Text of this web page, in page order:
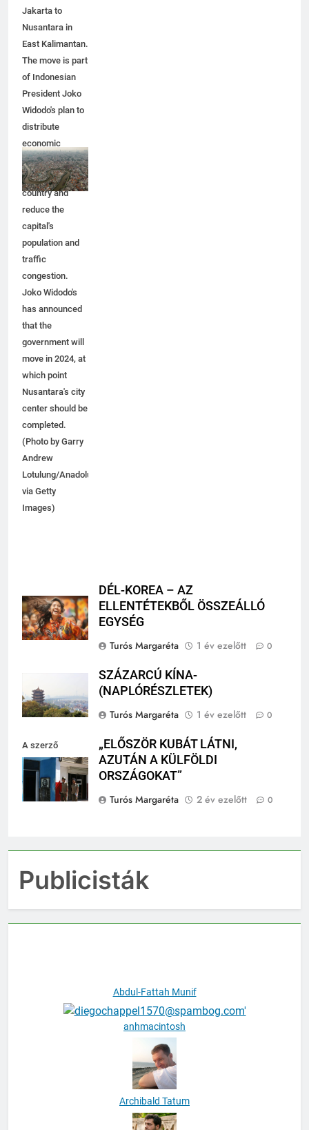
capital from
Jakarta to
Nusantara in
East Kalimantan.
The move is part
of Indonesian
President Joko
Widodo's plan to
distribute
economic
activity
throughout the
country and
reduce the
capital's
population and
congestion.
Joko Widodo's
has announced
government will
move in 2024, at
which point
Nusantara's city
center should be
completed.
(Photo by Garry
Andrew
Lotulung/Anadolu
via Getty
DÉL-KOREA – AZ
ELLENTÉTEKBŐL ÖSSZEÁLLÓ
SZÁZARCÚ KÍNA-
A szerző
felvétele
„ELŐSZÖR KUBÁT LÁTNI,
AZUTÁN A KÜLFÖLDI
Publicisták
Abdul-Fattah Munif
anhmacintosh
Archibald Tatum